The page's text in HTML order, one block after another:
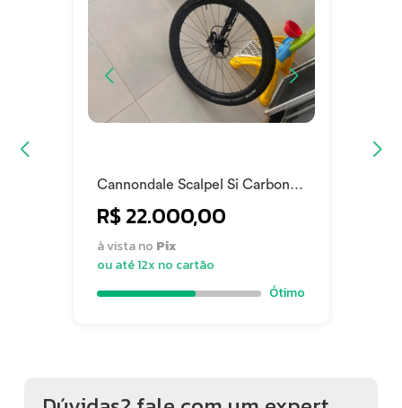
Cannondale Scalpel Si Carbon 4
R$ 22.000,00
à vista no Pix
ou até 12x no cartão
Ótimo